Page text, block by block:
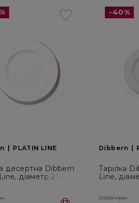
PLATIN LINE
десертна Dibbern
діаметр 21 см
-40%
Dibbern
Тарілка
Line,
2 560 грн